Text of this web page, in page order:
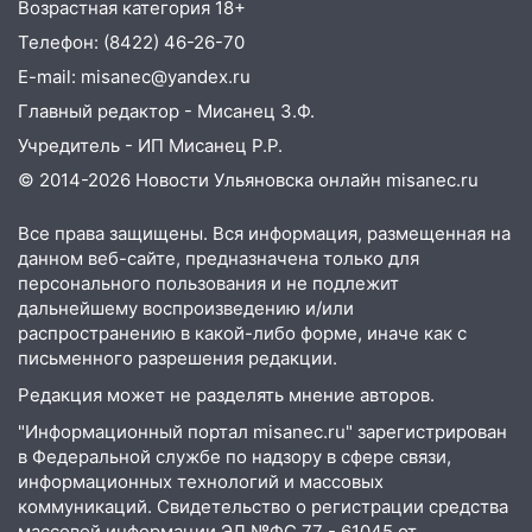
надвигается жара
14:08 Пешеход переходил по «зебре»:
подробности серьезной аварии на
Фруктовой
13:30
В Димитровграде на улице
Трудовой горело здание
13:00 Водитель без прав врезался в
припаркованный автомобиль
12:37 Переезжал «зебру» на
велосипеде и попал под колеса
12:18 Вспыхнул изнутри: в
Железнодорожном районе горела дача
11:33 В Засвияжье под колёса авто
попал мужчина
11:17 В Радищевском районе сгорели
Возрастная категория 18+
Телефон: (8422) 46-26-70
E-mail: misanec@yandex.ru
Главный редактор - Мисанец З.Ф.
Учредитель - ИП Мисанец Р.Р.
© 2014-2026 Новости Ульяновска онлайн misanec.ru
Все права защищены. Вся информация, размещенная на
данном веб-сайте, предназначена только для
персонального пользования и не подлежит
дальнейшему воспроизведению и/или
распространению в какой-либо форме, иначе как с
письменного разрешения редакции.
Редакция может не разделять мнение авторов.
"Информационный портал misanec.ru" зарегистрирован
в Федеральной службе по надзору в сфере связи,
информационных технологий и массовых
коммуникаций. Свидетельство о регистрации средства